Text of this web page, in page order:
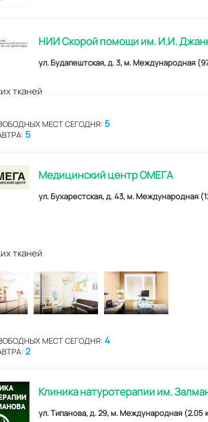
НИИ Скорой помощи им. И.И.
ул. Будапештская, д. 3, м. Международная
тканей
МЕСТ СЕГОДНЯ: 5
5
Медицинский центр ОМЕГА
ул. Бухарестская, д. 43, м. Международная
тканей
МЕСТ СЕГОДНЯ: 4
2
Клиника натуротерапии им.
ул. Типанова, д. 29, м. Международная (2.05